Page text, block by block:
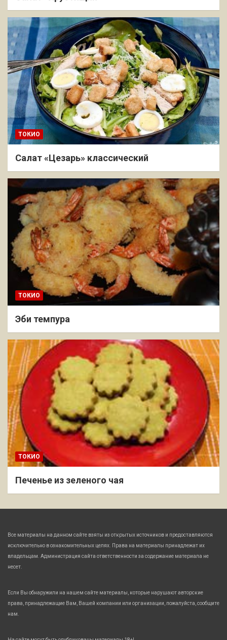
ТОКИО
Салат «Цезарь» классический
ТОКИО
Эби темпура
ТОКИО
Печенье из зеленого чая
Все материалы на данном сайте взяты из открытых источников и предоставляются
исключительно в ознакомительных целях. Права на материалы принадлежат их
владельцам. Администрация сайта ответственности за содержание материала не
несет.
Если Вы обнаружили на нашем сайте материалы, которые нарушают авторские
права, принадлежащие Вам, Вашей компании или организации, пожалуйста, сообщите
нам.